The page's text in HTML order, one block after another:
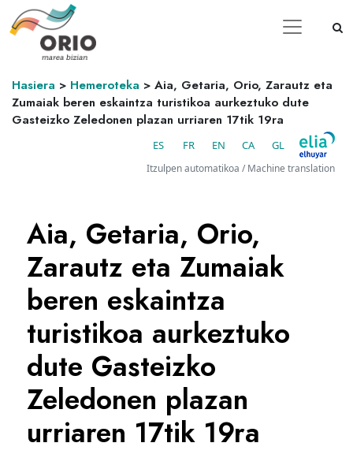
Hasiera > Hemeroteka > Aia, Getaria, Orio, Zarautz eta
Zumaiak beren eskaintza turistikoa aurkeztuko dute
Gasteizko Zeledonen plazan urriaren 17tik 19ra
ES FR EN CA GL
Itzulpen automatikoa / Machine translation
Aia, Getaria, Orio,
Zarautz eta Zumaiak
beren eskaintza
turistikoa aurkeztuko
dute Gasteizko
Zeledonen plazan
urriaren 17tik 19ra